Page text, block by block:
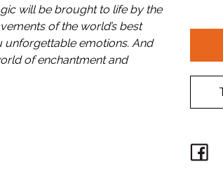
will be brought to life by the
of the world’s best
unforgettable emotions. And
of enchantment and